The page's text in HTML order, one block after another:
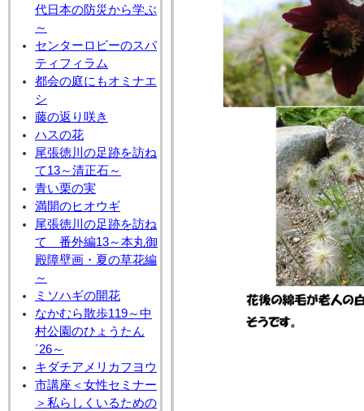
代日本の防災から学ぶ
～
センターロビーのスパ
ティフィラム
都会の庭にもオミナエ
シ
藤の返り咲き
ハスの花
尾張徳川の足跡を訪ね
て13～清正石～
青い栗の実
満開のヒオウギ
尾張徳川の足跡を訪ね
て 番外編13～本丸御
殿障壁画・夏の草花編
～
ミソハギの開花
なかむら散歩119～中
村公園のひょうたん
´26～
キダチアメリカフヨウ
市講座＜女性セミナー
＞私らしくいるための